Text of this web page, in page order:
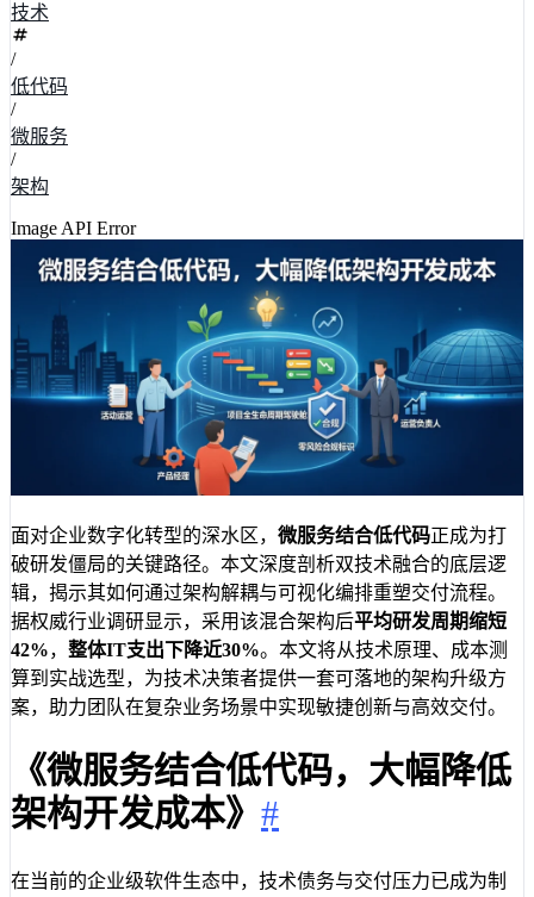
技术
/
低代码
/
微服务
/
架构
Image API Error
面对企业数字化转型的深水区， 微服务结合低代码正成为打
破研发僵局的关键路径。本文深度剖析双技术融合的底层逻
辑，揭示其如何通过架构解耦与可视化编排重塑交付流程。
据权威行业调研显示，采用该混合架构后平均研发周期缩短
42%， 整体IT支出下降近30%。本文将从技术原理、成本测
算到实战选型，为技术决策者提供一套可落地的架构升级方
案，助力团队在复杂业务场景中实现敏捷创新与高效交付。
《微服务结合低代码，大幅降低
架构开发成本》 #
在当前的企业级软件生态中，技术债务与交付压力已成为制